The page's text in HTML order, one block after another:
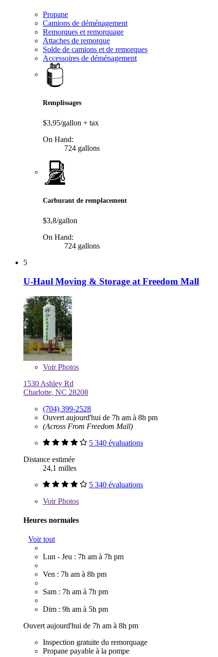
Propane
Camions de déménagement
Remorques et remorquage
Attaches de remorque
Solde de camions et de remorques
Accessoires de déménagement
Remplissages
$3,95/gallon + tax
On Hand:
724 gallons
Carburant de remplacement
$3,8/gallon
On Hand:
724 gallons
5
U-Haul Moving & Storage at Freedom Mall
VoirPhotos
1530 Ashley Rd
Charlotte, NC 28208
(704) 399-2528
Ouvert aujourd'hui de 7h am à 8h pm
(Across From Freedom Mall)
5 340 évaluations
Distance estimée
24,1 milles
5 340 évaluations
VoirPhotos
Heures normales
Voir tout
Lun - Jeu : 7h am à 7h pm
Ven : 7h am à 8h pm
Sam : 7h am à 7h pm
Dim : 9h am à 5h pm
Ouvert aujourd'hui de 7h am à 8h pm
Inspection gratuite du remorquage
Propane payable à la pompe